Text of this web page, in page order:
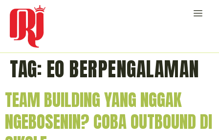
TAG: EO BERPENGALAMAN
TEAM BUILDING YANG NGGAK
NGEBOSENIN? COBA OUTBOUND DI